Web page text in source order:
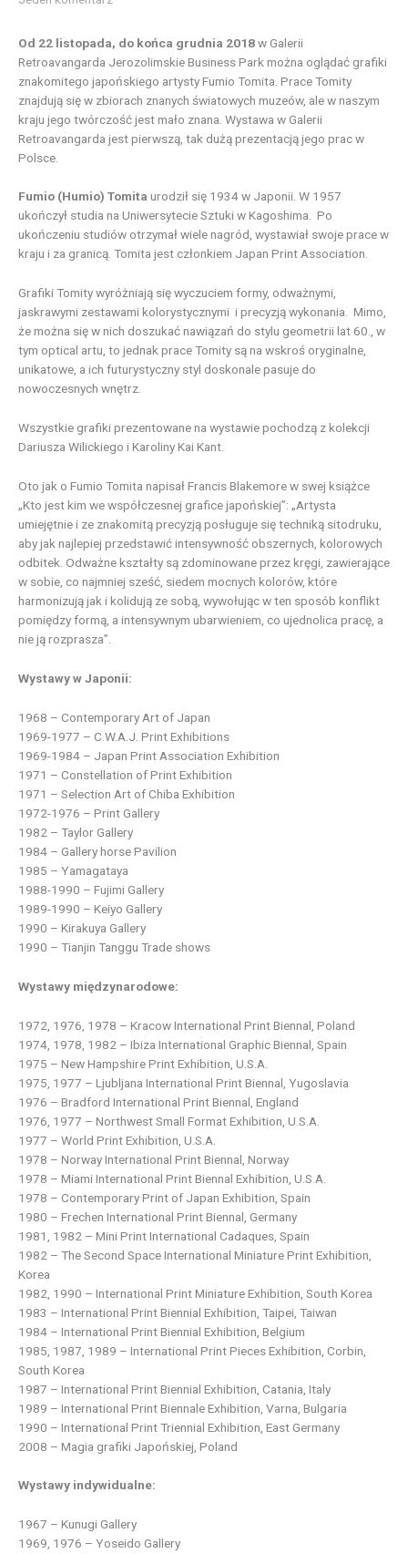
Od 22 listopada, do końca grudnia 2018w Galerii
Retroavangarda Jerozolimskie Business Park można oglądać grafiki
znakomitego japońskiego artysty Fumio Tomita. Prace Tomity
znajdują się w zbiorach znanych światowych muzeów, ale w naszym
kraju jego twórczość jest mało znana. Wystawa w Galerii
Retroavangarda jest pierwszą, tak dużą prezentacją jego prac w
Polsce.
Fumio (Humio) Tomita urodził się 1934 w Japonii. W 1957
ukończył studia na Uniwersytecie Sztuki w Kagoshima. Po
ukończeniu studiów otrzymał wiele nagród, wystawiał swoje prace w
kraju i za granicą. Tomita jest członkiem Japan Print Association.
Grafiki Tomity wyróżniają się wyczuciem formy, odważnymi,
jaskrawymi zestawami kolorystycznymi i precyzją wykonania. Mimo,
że można się w nich doszukać nawiązań do stylu geometrii lat 60., w
tym optical artu, to jednak prace Tomity są na wskroś oryginalne,
unikatowe, a ich futurystyczny styl doskonale pasuje do
nowoczesnych wnętrz.
Wszystkie grafiki prezentowane na wystawie pochodzą z kolekcji
Dariusza Wilickiego i Karoliny Kai Kant.
Oto jak o Fumio Tomita napisał Francis Blakemore w swej książce
„Kto jest kim we współczesnej grafice japońskiej”: „Artysta
umiejętnie i ze znakomitą precyzją posługuje się techniką sitodruku,
aby jak najlepiej przedstawić intensywność obszernych, kolorowych
odbitek. Odważne kształty są zdominowane przez kręgi, zawierające
w sobie, co najmniej sześć, siedem mocnych kolorów, które
harmonizują jak i kolidują ze sobą, wywołując w ten sposób konflikt
pomiędzy formą, a intensywnym ubarwieniem, co ujednolica pracę, a
nie ją rozprasza”.
Wystawy w Japonii:
1968 – Contemporary Art of Japan
1969-1977 – C.W.A.J. Print Exhibitions
1969-1984 – Japan Print Association Exhibition
1971 – Constellation of Print Exhibition
1971 – Selection Art of Chiba Exhibition
1972-1976 – Print Gallery
1982 – Taylor Gallery
1984 – Gallery horse Pavilion
1985 – Yamagataya
1988-1990 – Fujimi Gallery
1989-1990 – Keiyo Gallery
1990 – Kirakuya Gallery
1990 – Tianjin Tanggu Trade shows
Wystawy międzynarodowe:
1972, 1976, 1978 – Kracow International Print Biennal, Poland
1974, 1978, 1982 – Ibiza International Graphic Biennal, Spain
1975 – New Hampshire Print Exhibition, U.S.A.
1975, 1977 – Ljubljana International Print Biennal, Yugoslavia
1976 – Bradford International Print Biennal, England
1976, 1977 – Northwest Small Format Exhibition, U.S.A.
1977 – World Print Exhibition, U.S.A.
1978 – Norway International Print Biennal, Norway
1978 – Miami International Print Biennal Exhibition, U.S.A.
1978 – Contemporary Print of Japan Exhibition, Spain
1980 – Frechen International Print Biennal, Germany
1981, 1982 – Mini Print International Cadaques, Spain
1982 – The Second Space International Miniature Print Exhibition,
Korea
1982, 1990 – International Print Miniature Exhibition, South Korea
1983 – International Print Biennial Exhibition, Taipei, Taiwan
1984 – International Print Biennial Exhibition, Belgium
1985, 1987, 1989 – International Print Pieces Exhibition, Corbin,
South Korea
1987 – International Print Biennial Exhibition, Catania, Italy
1989 – International Print Biennale Exhibition, Varna, Bulgaria
1990 – International Print Triennial Exhibition, East Germany
2008 – Magia grafiki Japońskiej, Poland
Wystawy indywidualne:
1967 – Kunugi Gallery
1969, 1976 – Yoseido Gallery